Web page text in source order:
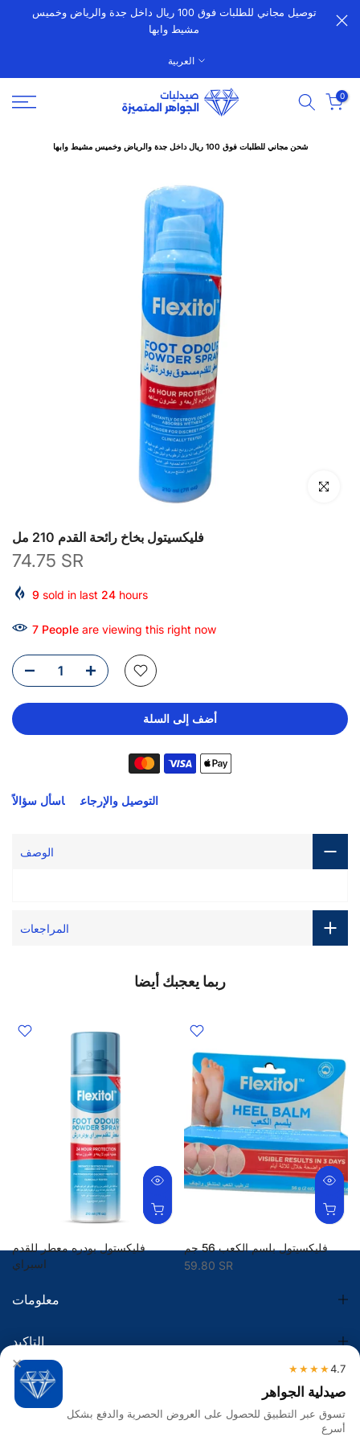
الانتقالتوصيل مجاني للطلبات فوق 100 ريال داخل جدة والرياض وخميس
مشيط وابها
العربية
0
شحن مجاني للطلبات فوق 100 ريال داخل جدة والرياض وخميس مشيط وابها
انقر للتكبير
فليكسيتول بخاخ رائحة القدم 210 مل
74.75 SR
9 sold in last 24 hours
7 People are viewing this right now
أضف إلى السلة
التوصيل والإرجاع اسأل سؤالاً
الوصف
المراجعات
ربما يعجبك أيضا
فليكستول بودره معطر للقدم
اسبراي
فليكسيتول بلسم الكعب 56 جم
59.80 SR
معلومات
التاكيد
الضريبة
تواصل معنا
× 4.7
★★★★
صيدلية الجواهر
تسوق عبر التطبيق للحصول على العروض الحصرية والدفع بشكل
أسرع